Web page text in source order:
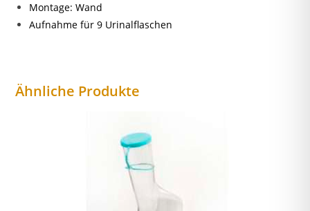
Montage: Wand
Aufnahme für 9 Urinalflaschen
Ähnliche Produkte